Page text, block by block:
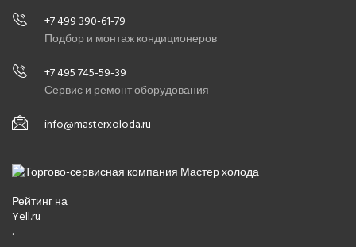
+7 499 390-61-79
Подбор и монтаж кондиционеров
+7 495 745-59-39
Сервис и ремонт оборудования
info@masterxoloda.ru
Рейтинг на
Yell.ru
.